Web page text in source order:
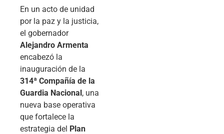
En un acto de unidad
por la paz y la justicia,
el gobernador
Alejandro Armenta
encabezó la
inauguración de la
314ª Compañía de la
Guardia Nacional, una
nueva base operativa
que fortalece la
estrategia del Plan